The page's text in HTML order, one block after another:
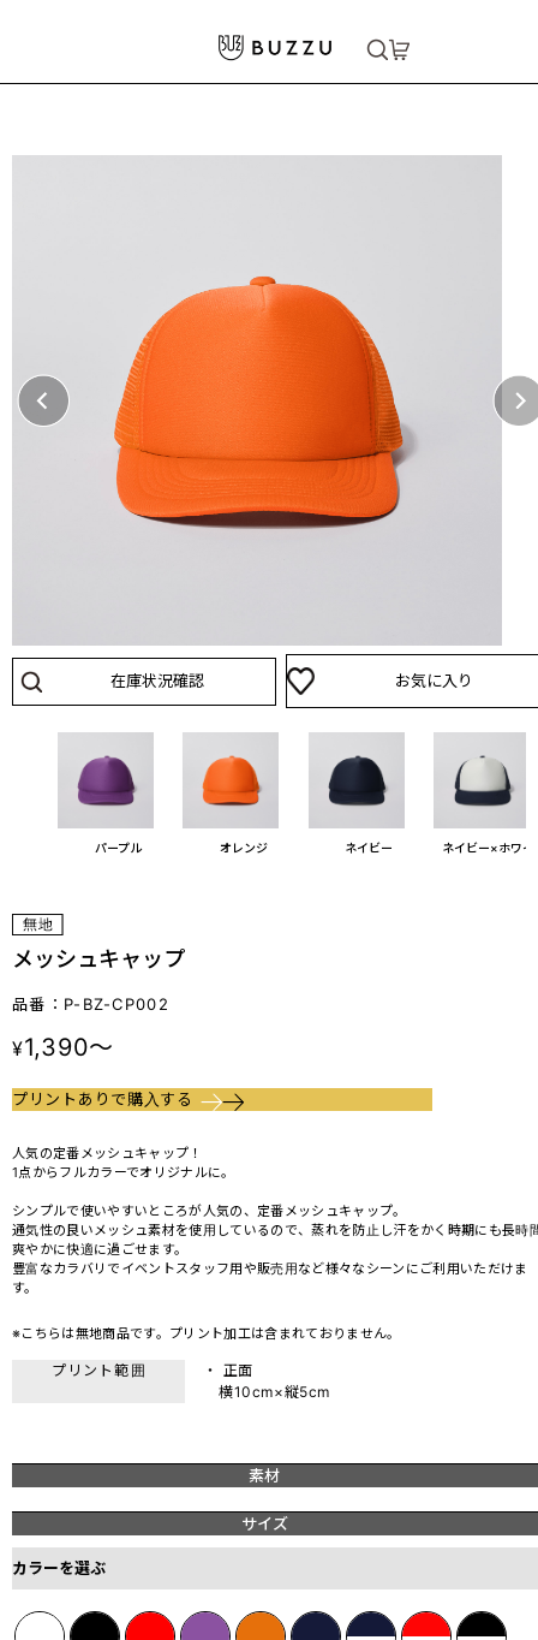
メッシュキャップ
在庫状況確認 お気に入り
パープル オレンジ ネイビー ネイビー×ホワイ
メッシュキャップ
品番：P-BZ-CP002
¥1,390～
プリントありで購入する
人気の定番メッシュキャップ！
1点からフルカラーでオリジナルに。
シンプルで使いやすいところが人気の、定番メッシュキャップ。
通気性の良いメッシュ素材を使用しているので、蒸れを防止し汗をかく時期にも長時
爽やかに快適に過ごせます。
豊富なカラバリでイベントスタッフ用や販売用など様々なシーンにご利用いただけま
す。
※こちらは無地商品です。プリント加工は含まれておりません。
プリント範囲
・ 正面
横10cm×縦5cm
素材
サイズ
カラーを選ぶ